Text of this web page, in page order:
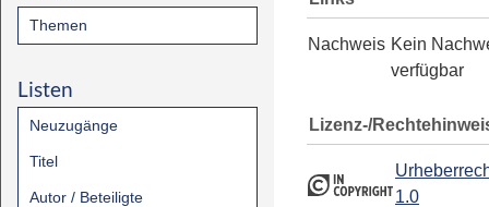
Themen
Listen
Neuzugänge
Titel
Autor / Beteiligte
Nachweis Kein
verfügbar
Lizenz-/
1.0